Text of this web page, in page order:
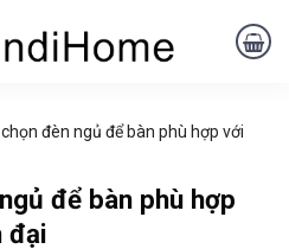
đèn ngủ để bàn phù hợp với
để bàn phù hợp
đại